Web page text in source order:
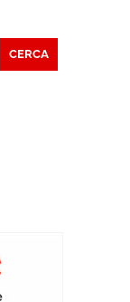
CERCA